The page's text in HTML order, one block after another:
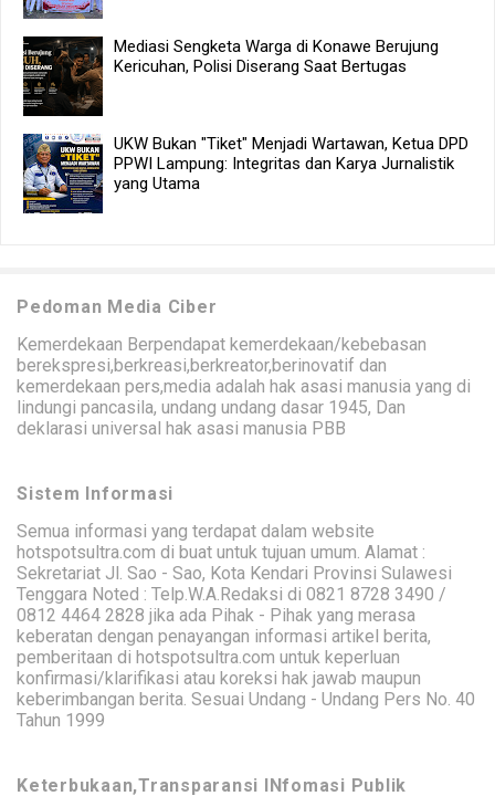
Mediasi Sengketa Warga di Konawe Berujung
Kericuhan, Polisi Diserang Saat Bertugas
UKW Bukan "Tiket" Menjadi Wartawan, Ketua DPD
PPWI Lampung: Integritas dan Karya Jurnalistik
yang Utama
Pedoman Media Ciber
Kemerdekaan Berpendapat kemerdekaan/kebebasan
berekspresi,berkreasi,berkreator,berinovatif dan
kemerdekaan pers,media adalah hak asasi manusia yang di
lindungi pancasila, undang undang dasar 1945, Dan
deklarasi universal hak asasi manusia PBB
Sistem Informasi
Semua informasi yang terdapat dalam website
hotspotsultra.com di buat untuk tujuan umum. Alamat :
Sekretariat Jl. Sao - Sao, Kota Kendari Provinsi Sulawesi
Tenggara Noted : Telp.W.A.Redaksi di 0821 8728 3490 /
0812 4464 2828 jika ada Pihak - Pihak yang merasa
keberatan dengan penayangan informasi artikel berita,
pemberitaan di hotspotsultra.com untuk keperluan
konfirmasi/klarifikasi atau koreksi hak jawab maupun
keberimbangan berita. Sesuai Undang - Undang Pers No. 40
Tahun 1999
Keterbukaan,Transparansi INfomasi Publik